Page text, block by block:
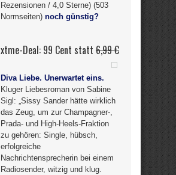
Rezensionen / 4,0 Sterne) (503
Normseiten) noch günstig?
xtme-Deal: 99 Cent statt 6,99 €
Diva Liebe. Unerwartet eins.
Kluger Liebesroman von Sabine
Sigl: „Sissy Sander hätte wirklich
das Zeug, um zur Champagner-,
Prada- und High-Heels-Fraktion
zu gehören: Single, hübsch,
erfolgreiche
Nachrichtensprecherin bei einem
Radiosender, witzig und klug.